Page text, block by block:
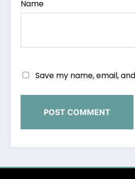
Name
Save my name, email,